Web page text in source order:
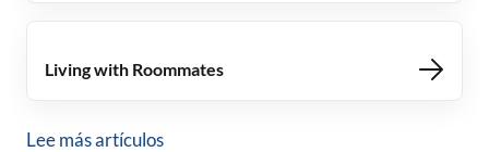
Living with Roommates
Lee más artículos